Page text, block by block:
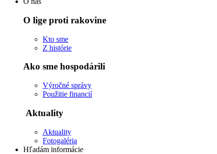
O lige proti rakovine
Kto sme
Z histórie
Ako sme hospodárili
Výročné správy
Použitie financií
Aktuality
Aktuality
Fotogaléria
Hľadám informácie